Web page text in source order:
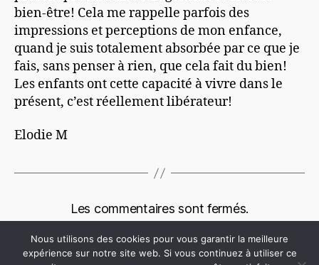
bien-être! Cela me rappelle parfois des
impressions et perceptions de mon enfance,
quand je suis totalement absorbée par ce que je
fais, sans penser à rien, que cela fait du bien!
Les enfants ont cette capacité à vivre dans le
présent, c’est réellement libérateur!
Elodie M
Les commentaires sont fermés.
Nous utilisons des cookies pour vous garantir la meilleure
expérience sur notre site web. Si vous continuez à utiliser ce